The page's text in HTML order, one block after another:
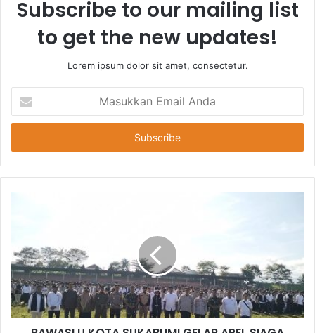
Subscribe to our mailing list
to get the new updates!
Lorem ipsum dolor sit amet, consectetur.
Email
Anda